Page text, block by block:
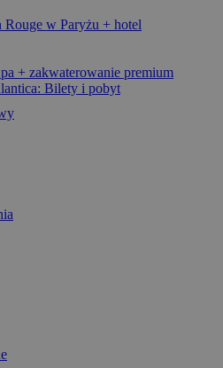
w Paryżu + hotel
+ zakwaterowanie premium
Bilety i pobyt